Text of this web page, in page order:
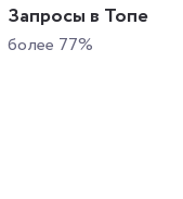
Запросы в Топе
более 77%